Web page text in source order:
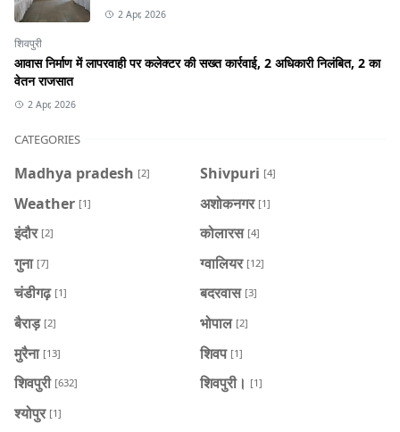
2 Apr, 2026
शिवपुरी
आवास निर्माण में लापरवाही पर कलेक्टर की सख्त कार्रवाई, 2 अधिकारी निलंबित, 2 का
वेतन राजसात
2 Apr, 2026
CATEGORIES
Madhya pradesh [2] Shivpuri [4]
Weather [1] अशोकनगर [1]
इंदौर [2] कोलारस [4]
गुना [7] ग्वालियर [12]
चंडीगढ़ [1] बदरवास [3]
बैराड़ [2] भोपाल [2]
मुरैना [13] शिवप [1]
शिवपुरी [632] शिवपुरी। [1]
श्योपुर [1]